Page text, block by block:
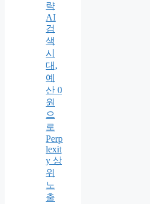
략
AI
검
색
시
대,
예
산 0
원
으
로
Perp
lexit
y 상
위
노
출